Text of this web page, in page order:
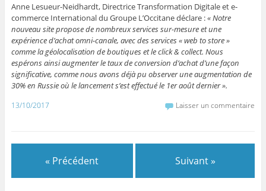
Anne Lesueur-Neidhardt, Directrice Transformation Digitale et e-
commerce International du Groupe L’Occitane déclare :« Notre
nouveau site propose de nombreux services sur-mesure et une
expérience d’achat omni-canale, avec des services « web to store »
comme la géolocalisation de boutiques et le click & collect. Nous
espérons ainsi augmenter le taux de conversion d’achat d’une façon
significative, comme nous avons déjà pu observer une augmentation de
30% en Russie où le lancement s’est effectué le 1er août dernier ».
13/10/2017 Laisser un commentaire
« Précédent Suivant »